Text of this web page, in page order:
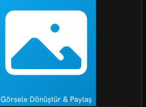
Görsele Dönüştür & Paylaş